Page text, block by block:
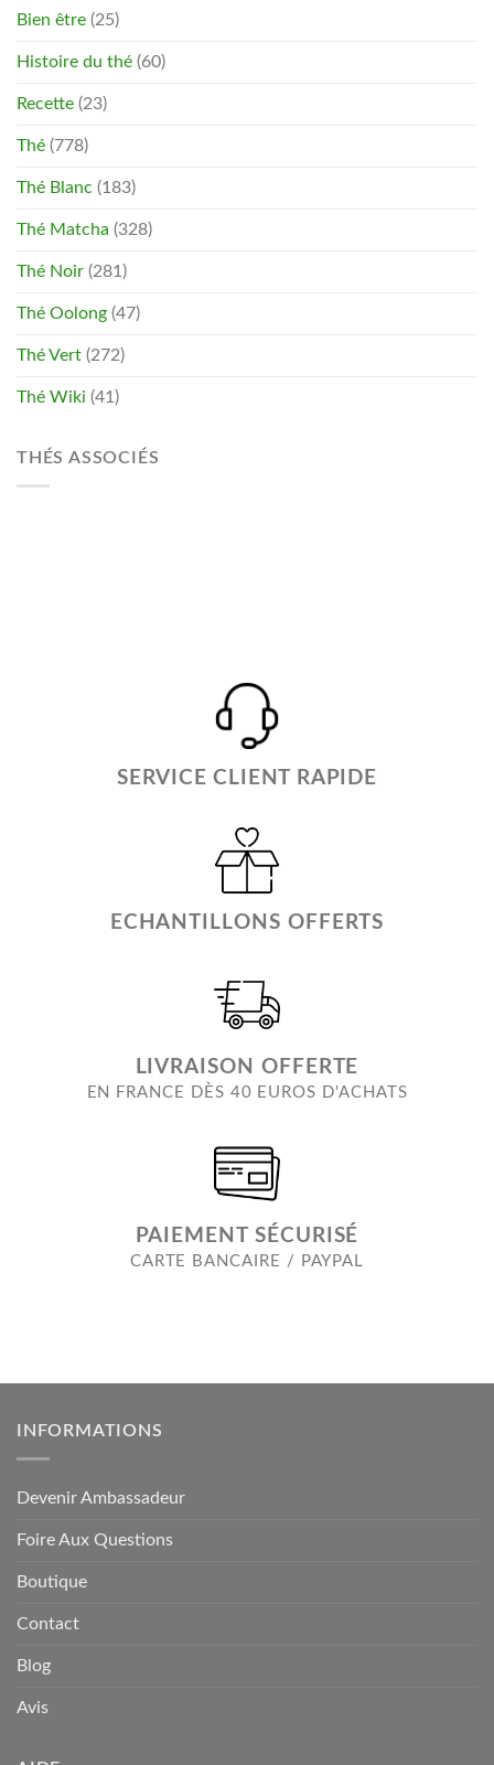
Bien être (25)
Histoire du thé (60)
Recette (23)
Thé (778)
Thé Blanc (183)
Thé Matcha (328)
Thé Noir (281)
Thé Oolong (47)
Thé Vert (272)
Thé Wiki (41)
THÉS ASSOCIÉS
SERVICE CLIENT RAPIDE
ECHANTILLONS OFFERTS
LIVRAISON OFFERTE
EN FRANCE DÈS 40 EUROS D'ACHATS
PAIEMENT SÉCURISÉ
CARTE BANCAIRE / PAYPAL
INFORMATIONS
Devenir Ambassadeur
Foire Aux Questions
Boutique
Contact
Blog
Avis